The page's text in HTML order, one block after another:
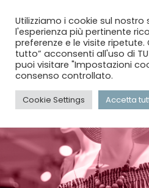
menu
Utilizziamo i cookie sul
l'esperienza più pertinente
preferenze e le visite
tutto” acconsenti all'uso di
puoi visitare "Impostazioni
consenso controllato.
Cookie Settings Accetta